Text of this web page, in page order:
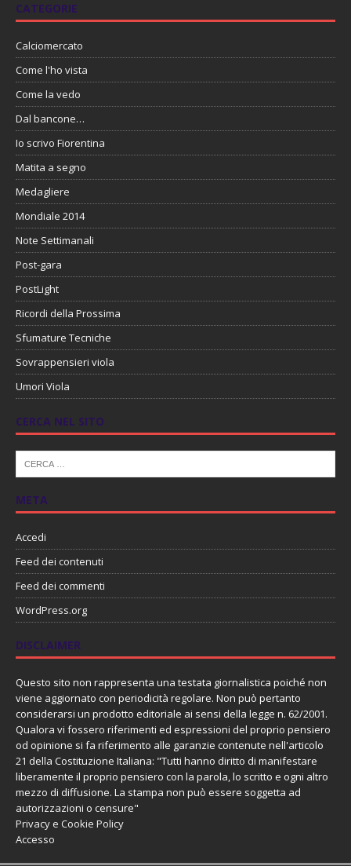
CATEGORIE
Calciomercato
Come l'ho vista
Come la vedo
Dal bancone…
Io scrivo Fiorentina
Matita a segno
Medagliere
Mondiale 2014
Note Settimanali
Post-gara
PostLight
Ricordi della Prossima
Sfumature Tecniche
Sovrappensieri viola
Umori Viola
CERCA NEL SITO
META
Accedi
Feed dei contenuti
Feed dei commenti
WordPress.org
DISCLAIMER
Questo sito non rappresenta una testata giornalistica poiché non
viene aggiornato con periodicità regolare. Non può pertanto
considerarsi un prodotto editoriale ai sensi della legge n. 62/2001.
Qualora vi fossero riferimenti ed espressioni del proprio pensiero
od opinione si fa riferimento alle garanzie contenute nell'articolo
21 della Costituzione Italiana: "Tutti hanno diritto di manifestare
liberamente il proprio pensiero con la parola, lo scritto e ogni altro
mezzo di diffusione. La stampa non può essere soggetta ad
autorizzazioni o censure"
Privacy e Cookie Policy
Accesso